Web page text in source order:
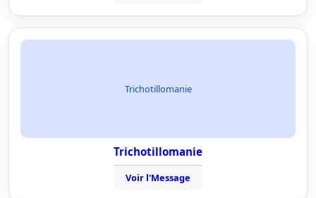
Trichotillomanie
Trichotillomanie
Voir l'Message